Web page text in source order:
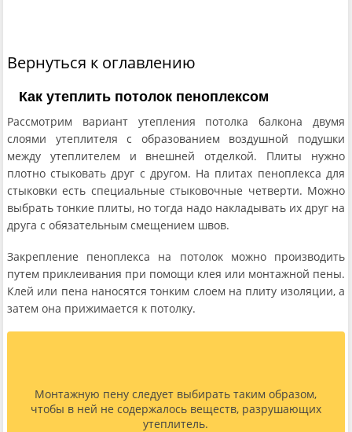
Вернуться к оглавлению
Как утеплить потолок пеноплексом
Рассмотрим вариант утепления потолка балкона двумя
слоями утеплителя с образованием воздушной подушки
между утеплителем и внешней отделкой. Плиты нужно
плотно стыковать друг с другом. На плитах пеноплекса для
стыковки есть специальные стыковочные четверти. Можно
выбрать тонкие плиты, но тогда надо накладывать их друг на
друга с обязательным смещением швов.
Закрепление пеноплекса на потолок можно производить
путем приклеивания при помощи клея или монтажной пены.
Клей или пена наносятся тонким слоем на плиту изоляции, а
затем она прижимается к потолку.
Монтажную пену следует выбирать таким образом,
чтобы в ней не содержалось веществ, разрушающих
утеплитель.